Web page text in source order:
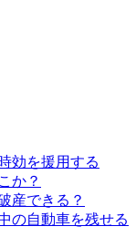
効を援用する
か？
産できる？
の自動車を残せる